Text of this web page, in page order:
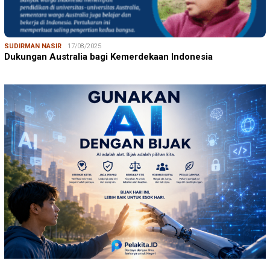
SUDIRMAN NASIR 17/08/2025
Dukungan Australia bagi Kemerdekaan Indonesia